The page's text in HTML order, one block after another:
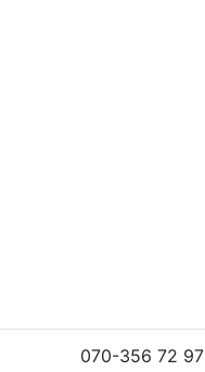
070-356 72 97